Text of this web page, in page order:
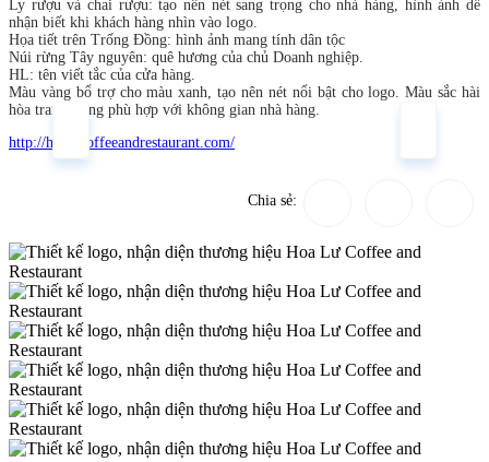
Ly rượu và chai rượu: tạo nên nét sang trọng cho nhà hàng, hình ảnh dễ
nhận biết khi khách hàng nhìn vào logo.
Họa tiết trên Trống Đồng: hình ảnh mang tính dân tộc
Núi rừng Tây nguyên: quê hương của chủ Doanh nghiệp.
HL: tên viết tắc của cửa hàng.
Màu vàng bổ trợ cho màu xanh, tạo nên nét nổi bật cho logo. Màu sắc hài
hòa trang trọng phù hợp với không gian nhà hàng.
http://hoalucoffeeandrestaurant.com/
Chia sẻ: